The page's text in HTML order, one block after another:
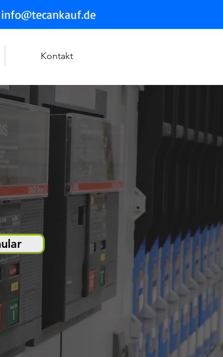
info@tecankauf.de
Kontakt